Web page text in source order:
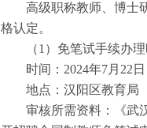
高级职称教师、博士研
格认定。
（1）免笔试手续办理
时间：2024年7月22日
地点：汉阳区教育局
审核所需资料：《武汉